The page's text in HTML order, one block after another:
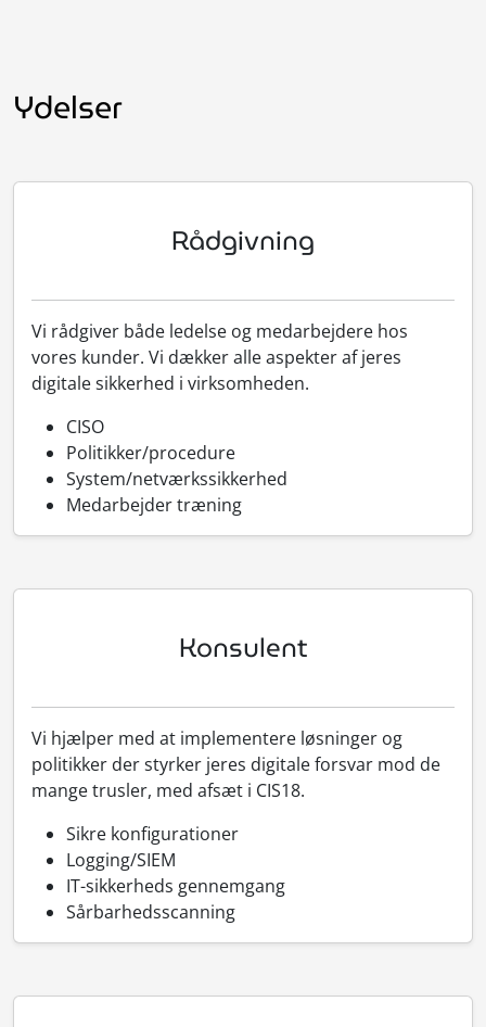
Ydelser
Rådgivning
Vi rådgiver både ledelse og medarbejdere hos
vores kunder. Vi dækker alle aspekter af jeres
digitale sikkerhed i virksomheden.
CISO
Politikker/procedure
System/netværkssikkerhed
Medarbejder træning
Konsulent
Vi hjælper med at implementere løsninger og
politikker der styrker jeres digitale forsvar mod de
mange trusler, med afsæt i CIS18.
Sikre konfigurationer
Logging/SIEM
IT-sikkerheds gennemgang
Sårbarhedsscanning